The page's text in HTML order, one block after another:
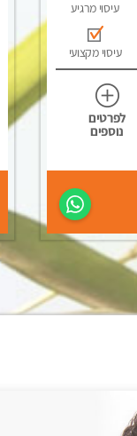
עיסוי מרגיע
עיסוי מקצועי
לפרטים
נוספים